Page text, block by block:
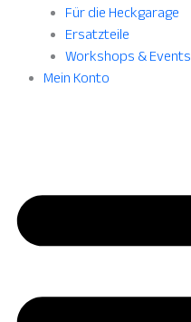
Für die Heckgarage
Ersatzteile
Workshops & Events
Mein Konto